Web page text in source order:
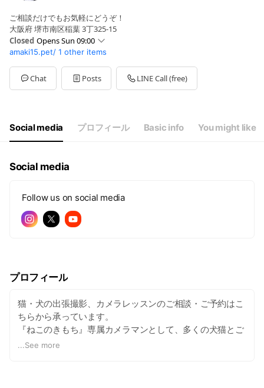
ご相談だけでもお気軽にどうぞ！
大阪府 堺市南区稲葉 3丁325-15
Closed Opens Sun 09:00
Sun09:00 - 21:00
Mon11:00 - 21:00
Tue10:00 - 21:00
Wed09:00 - 13:00
09:00 - 21:00
amaki15.pet/ 1 other items
Chat Posts LINE Call (free)
Social media プロフィール Basic info You might like
Social media
Follow us on social media
プロフィール
猫・犬の出張撮影、カメラレッスンのご相談・ご予約はこ
ちらから承っています。
『ねこのきもち』専属カメラマンとして、多くの犬猫とご
家族を撮影しています。
...See more